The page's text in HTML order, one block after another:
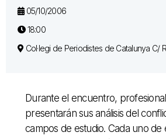
05/10/2006
18:00
Col·legi de Periodistes de Catalunya C/
Durante el encuentro,
presentarán sus análisis del
campos de estudio. Cada uno de